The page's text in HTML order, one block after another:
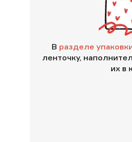
В разделе
ленточку,
их в